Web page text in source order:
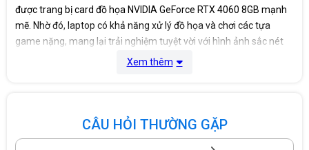
được trang bị card đồ họa NVIDIA GeForce RTX 4060 8GB mạnh
mẽ. Nhờ đó, laptop có khả năng xử lý đồ họa và chơi các tựa
game nặng, mang lại trải nghiệm tuyệt vời với hình ảnh sắc nét
và màu sắc sống động. Sự kết hợp hoàn hảo giữa CPU và GPU
Xem thêm
CÂU HỎI THƯỜNG GẶP